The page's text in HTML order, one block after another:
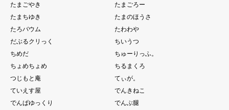
たまごやき
たまごろー
たまちゆき
たまのほうさ
たろバウム
たわわや
だぶるクリっく
ちいうつ
ちめだ
ちゅーりっふ。
ちょめちょめ
ちるまくろ
つじもと庵
てぃが。
ていえす屋
でんきねこ
でんぱゆっくり
でんぶ腿